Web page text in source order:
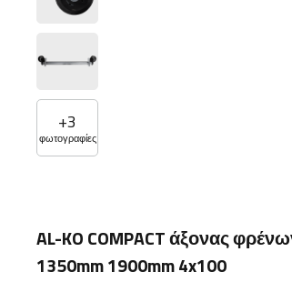
+3
φωτογραφίες
AL-KO COMPACT άξονας
1350mm 1900mm 4x100